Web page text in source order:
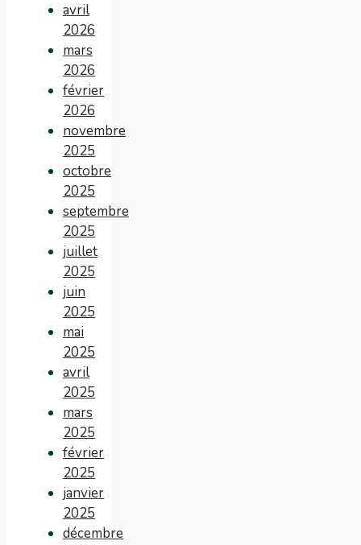
avril
2026
mars
2026
février
2026
novembre
2025
octobre
2025
septembre
2025
juillet
2025
juin
2025
mai
2025
avril
2025
mars
2025
février
2025
janvier
2025
décembre